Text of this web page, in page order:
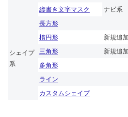
ナビ系
縦書き文字マスク
シェイプ
系
長方形
楕円形
新規追加
三角形
新規追加
多角形
ライン
カスタムシェイプ